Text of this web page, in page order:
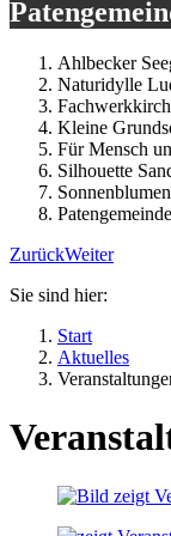
Ahlbecker
Naturidylle
Kleine
Für Mensch
Silhouette
ZurückWeiter
Sie sind hier:
Start
Aktuelles